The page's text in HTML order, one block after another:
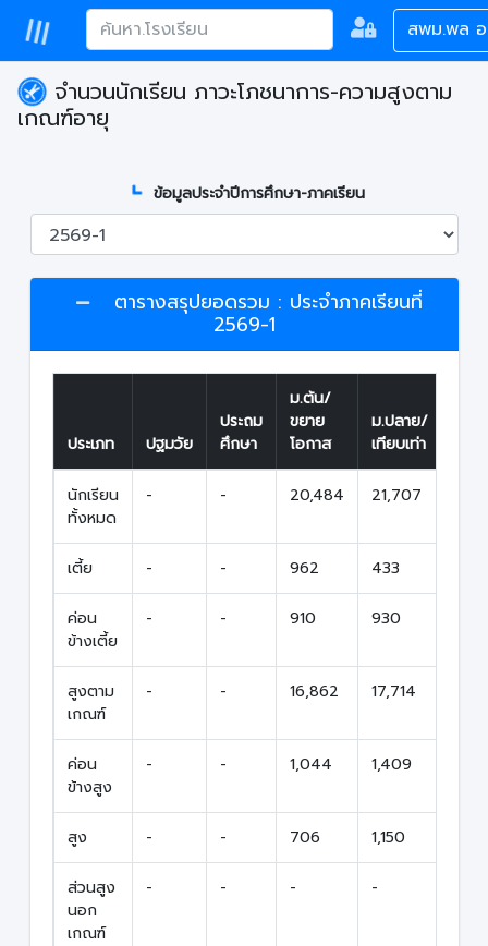
สพม.พล
จำนวนนักเรียน ภาวะโภชนาการ-ความสูงตาม
เกณฑ์อายุ
ข้อมูลประจำปีการศึกษา-ภาคเรียน
ตารางสรุปยอดรวม : ประจำภาคเรียนที่
2569-1
ประเภท ปฐมวัย
ประถม
ศึกษา
ม.ต้น/
ขยาย
โอกาส
ม.ปลาย/
เทียบเท่า
นักเรียน
ทั้งหมด
- - 20,484 21,707
เตี้ย - - 962 433
ค่อน
ข้างเตี้ย
- - 910 930
สูงตาม
เกณฑ์
- - 16,862 17,714
ค่อน
ข้างสูง
- - 1,044 1,409
สูง - - 706 1,150
ส่วนสูง
นอก
เกณฑ์
- - - -